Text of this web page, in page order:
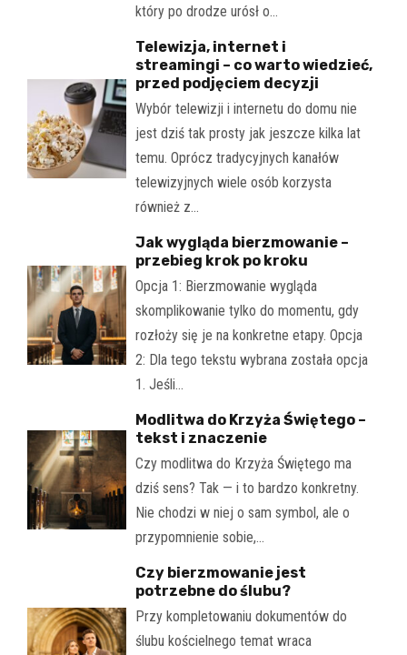
który po drodze urósł o…
Telewizja, internet i
streamingi – co warto wiedzieć,
przed podjęciem decyzji
Wybór telewizji i internetu do domu nie
jest dziś tak prosty jak jeszcze kilka lat
temu. Oprócz tradycyjnych kanałów
telewizyjnych wiele osób korzysta
również z…
Jak wygląda bierzmowanie –
przebieg krok po kroku
Opcja 1: Bierzmowanie wygląda
skomplikowanie tylko do momentu, gdy
rozłoży się je na konkretne etapy. Opcja
2: Dla tego tekstu wybrana została opcja
1. Jeśli…
Modlitwa do Krzyża Świętego –
tekst i znaczenie
Czy modlitwa do Krzyża Świętego ma
dziś sens? Tak — i to bardzo konkretny.
Nie chodzi w niej o sam symbol, ale o
przypomnienie sobie,…
Czy bierzmowanie jest
potrzebne do ślubu?
Przy kompletowaniu dokumentów do
ślubu kościelnego temat wraca